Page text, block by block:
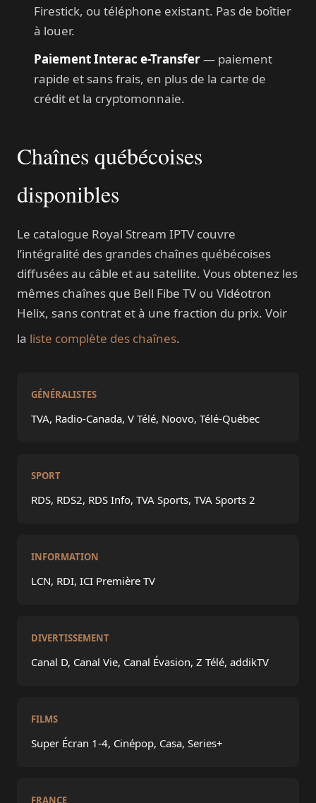
Firestick, ou téléphone existant. Pas de boîtier
à louer.
Paiement Interac e-Transfer— paiement
rapide et sans frais, en plus de la carte de
crédit et la cryptomonnaie.
Chaînes québécoises
disponibles
Le catalogue Royal Stream IPTV couvre
l’intégralité des grandes chaînes québécoises
diffusées au câble et au satellite. Vous obtenez les
mêmes chaînes que Bell Fibe TV ou Vidéotron
Helix, sans contrat et à une fraction du prix. Voir
la liste complète des chaînes.
GÉNÉRALISTES
TVA, Radio-Canada, V Télé, Noovo, Télé-Québec
SPORT
RDS, RDS2, RDS Info, TVA Sports, TVA Sports 2
INFORMATION
LCN, RDI, ICI Première TV
DIVERTISSEMENT
Canal D, Canal Vie, Canal Évasion, Z Télé, addikTV
FILMS
Super Écran 1-4, Cinépop, Casa, Series+
FRANCE